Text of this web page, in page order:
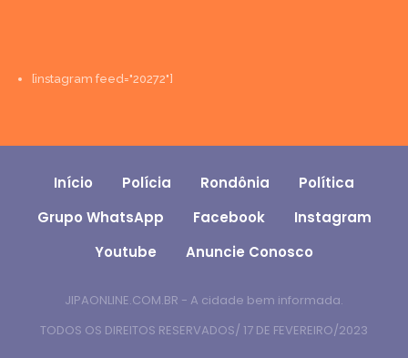
[instagram feed="20272"]
Início Polícia Rondônia
Política
Grupo WhatsApp
Facebook
Instagram
Youtube
Anuncie Conosco
JIPAONLINE.COM.BR - A cidade bem informada.
TODOS OS DIREITOS RESERVADOS/ 17 DE FEVEREIRO/2023